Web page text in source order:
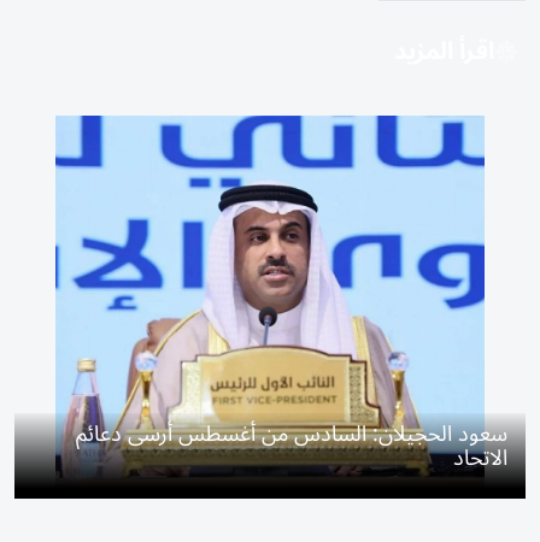
سعود الحجيلان: السادس من أغسطس أرسى دعائم
الاتحاد